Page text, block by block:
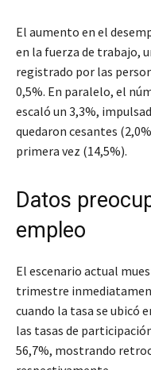
El aumento en el
en la fuerza de trabajo,
registrado por las
0,5%. En paralelo, el
escaló un 3,3%,
quedaron cesantes
primera vez (14,5%).
Datos
empleo
El escenario actual
trimestre
cuando la tasa se ubicó
las tasas de
56,7%, mostrando